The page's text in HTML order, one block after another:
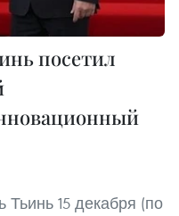
посетил
15 декабря (по